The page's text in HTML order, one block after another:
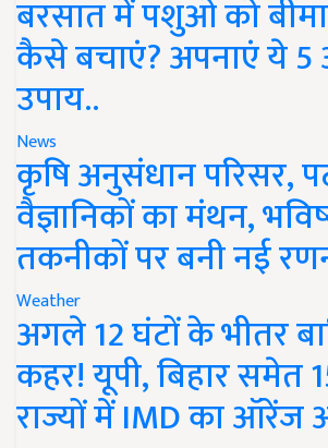
बरसात में पशुओं को
कैसे बचाएं? अपनाएं ये
उपाय..
News
कृषि अनुसंधान परिसर,
वैज्ञानिकों का मंथन,
तकनीकों पर बनी नई
Weather
अगले 12 घंटों के भीतर
कहर! यूपी, बिहार समेत
राज्यों में IMD का ऑरेंज